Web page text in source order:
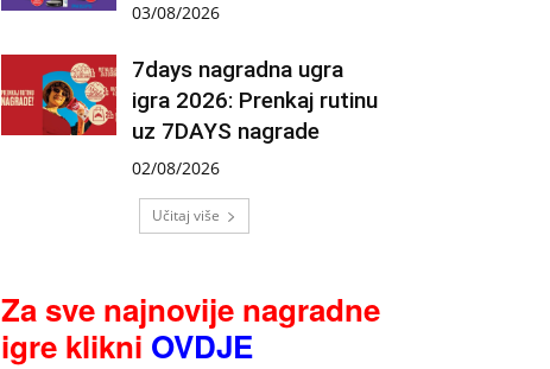
03/08/2026
7days nagradna ugra
igra 2026: Prenkaj rutinu
uz 7DAYS nagrade
02/08/2026
Učitaj više
Za sve najnovije nagradne
igre klikni OVDJE